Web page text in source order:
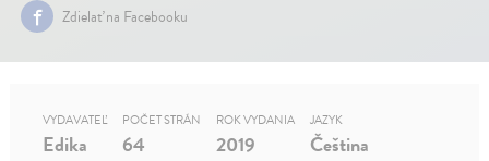
Zdielať na Facebooku
VYDAVATEĽ
Edika
POČET STRÁN
64
ROK VYDANIA
2019
JAZYK
Čeština